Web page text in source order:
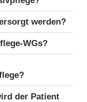
werden?
WGs?
der Patient